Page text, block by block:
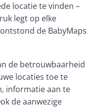
locatie te vinden –
legt op elke
de BabyMaps
de betrouwbaarheid
locaties toe te
informatie aan te
de aanwezige